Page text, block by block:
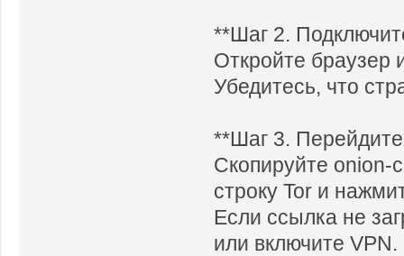
**Шаг 2.
Откройте браузер
Убедитесь, что
**Шаг 3.
Скопируйте onion-
строку Tor и
Если ссылка не
или включите VPN.